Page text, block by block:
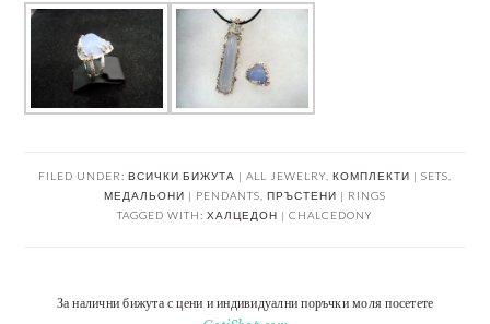
FILED UNDER: ВСИЧКИ БИЖУТА | ALL JEWELRY КОМПЛЕКТИ | SETS
МЕДАЛЬОНИ | PENDANTS ПРЪСТЕНИ | RINGS
TAGGED WITH: ХАЛЦЕДОН | CHALCEDONY
За налични бижута с цени и индивидуални поръчки моля посетете